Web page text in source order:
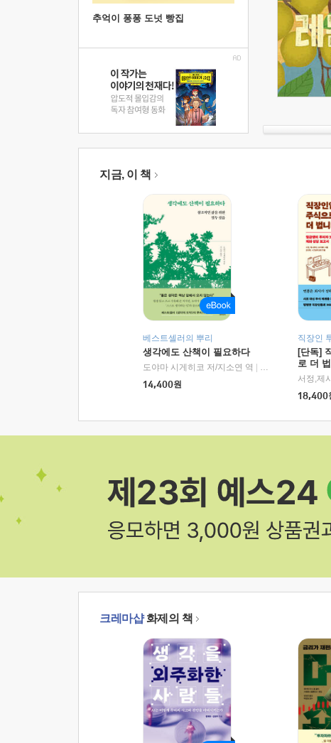
추억이 퐁퐁 도넛 빵집
지금, 이 책
베스트셀러의 뿌리
생각에도 산책이 필요하다
도야마 시게히코 저/지소연 역
알에이치코리아
14,400원
직장인
[단독]
로 더
18,400
크레마샵화제의 책